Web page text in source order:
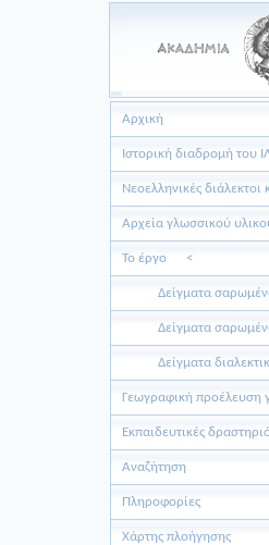
Αρχική
Ιστορική διαδρομή του
Νεοελληνικές
Aρχεία γλωσσικού
Το έργο <
Δείγματα
Δείγματα
Δείγματα
Γεωγραφική προέλευση
Εκπαιδευτικές
Αναζήτηση
Πληροφορίες
Χάρτης πλοήγησης